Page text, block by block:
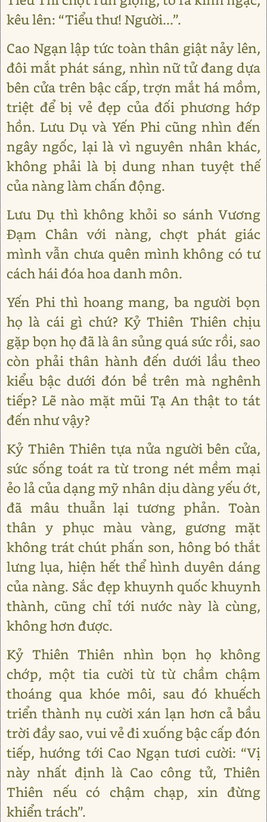
kêu lên: “Tiểu thư! Người...”.
Cao Ngạn lập tức toàn thân giật nảy lên,
đôi mắt phát sáng, nhìn nữ tử đang dựa
bên cửa trên bậc cấp, trợn mắt há mồm,
triệt để bị vẻ đẹp của đối phương hớp
hồn. Lưu Dụ và Yến Phi cũng nhìn đến
ngây ngốc, lại là vì nguyên nhân khác,
không phải là bị dung nhan tuyệt thế
của nàng làm chấn động.
Lưu Dụ thì không khỏi so sánh Vương
Đạm Chân với nàng, chợt phát giác
mình vẫn chưa quên mình không có tư
cách hái đóa hoa danh môn.
Yến Phi thì hoang mang, ba người bọn
họ là cái gì chứ? Kỷ Thiên Thiên chịu
gặp bọn họ đã là ân sủng quá sức rồi, sao
còn phải thân hành đến dưới lầu theo
kiểu bậc dưới đón bề trên mà nghênh
tiếp? Lẽ nào mặt mũi Tạ An thật to tát
đến như vậy?
Kỷ Thiên Thiên tựa nửa người bên cửa,
sức sống toát ra từ trong nét mềm mại
ẻo lả của dạng mỹ nhân dịu dàng yếu ớt,
đã mâu thuẫn lại tương phản. Toàn
thân y phục màu vàng, gương mặt
không trát chút phấn son, hông bó thắt
lưng lụa, hiện hết thể hình duyên dáng
của nàng. Sắc đẹp khuynh quốc khuynh
thành, cũng chỉ tới nước này là cùng,
không hơn được.
Kỷ Thiên Thiên nhìn bọn họ không
chớp, một tia cười từ từ chầm chậm
thoáng qua khóe môi, sau đó khuếch
triển thành nụ cười xán lạn hơn cả bầu
trời đầy sao, vui vẻ đi xuống bậc cấp đón
tiếp, hướng tới Cao Ngạn tươi cười: “Vị
này nhất định là Cao công tử, Thiên
Thiên nếu có chậm chạp, xin đừng
khiển trách”.